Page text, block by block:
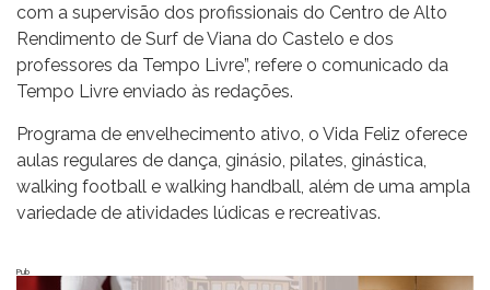
com a supervisão dos profissionais do Centro de Alto
Rendimento de Surf de Viana do Castelo e dos
professores da Tempo Livre”, refere o comunicado da
Tempo Livre enviado às redações.
Programa de envelhecimento ativo, o Vida Feliz oferece
aulas regulares de dança, ginásio, pilates, ginástica,
walking football e walking handball, além de uma ampla
variedade de atividades lúdicas e recreativas.
Pub